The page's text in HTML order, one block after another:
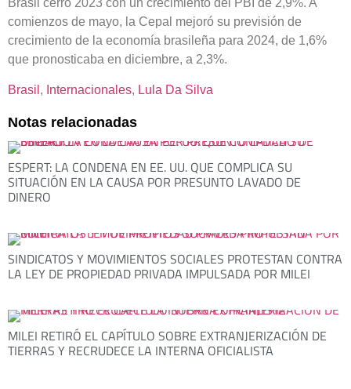
Brasil cerró 2023 con un crecimiento del PBI de 2,9%. A
comienzos de mayo, la Cepal mejoró su previsión de
crecimiento de la economía brasileña para 2024, de 1,6%
que pronosticaba en diciembre, a 2,3%.
Brasil , Internacionales, Lula Da Silva
Notas relacionadas
ESPERT: LA CONDENA EN EE. UU. QUE COMPLICA SU
SITUACIÓN EN LA CAUSA POR PRESUNTO LAVADO DE
DINERO
SINDICATOS Y MOVIMIENTOS SOCIALES PROTESTAN CONTRA
LA LEY DE PROPIEDAD PRIVADA IMPULSADA POR MILEI
MILEI RETIRÓ EL CAPÍTULO SOBRE EXTRANJERIZACIÓN DE
TIERRAS Y RECRUDECE LA INTERNA OFICIALISTA